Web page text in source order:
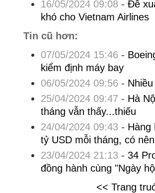
16/05/2024 09:08 - Đề
khó cho Vietnam Airlines
Tin cũ hơn:
07/05/2024 15:46 -
kiểm định máy bay
06/05/2024 09:56 -
25/04/2024 09:47 - Hà
tháng vẫn thấy...thiếu
24/04/2024 09:43 - Hàng
tỷ USD mỗi tháng, có
23/04/2024 21:13 - 34
đồng hành cùng "Ngày
<< Trang